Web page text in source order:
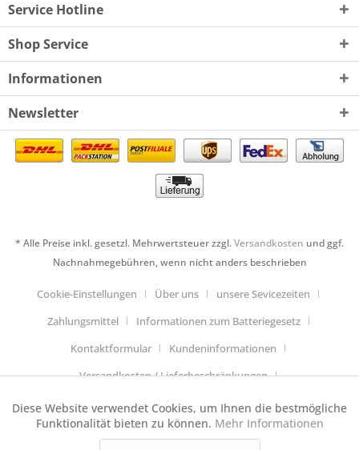
Service Hotline
Shop Service
Informationen
Newsletter
* Alle Preise inkl. gesetzl. Mehrwertsteuer zzgl.Versandkosten und ggf.
Nachnahmegebühren, wenn nicht anders beschrieben
Cookie-Einstellungen Über uns
unsere Sevicezeiten
Zahlungsmittel
Informationen zum Batteriegesetz
Kontaktformular
Kundeninformationen
Versandkosten / Lieferbeschränkungen
Widerrufsbelehrung & Muster-Widerrufsformular
Datenschutzerklärung
Allgemeine Geschäftsbedingungen
Funktionale Aktiv
Diese Website verwendet Cookies, um Ihnen die bestmögliche
Funktionalität bieten zu können. Mehr Informationen